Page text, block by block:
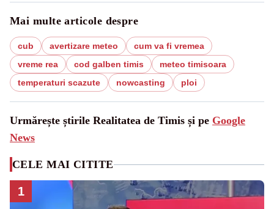
Mai multe articole despre
cub avertizare meteo
cum va fi vremea
vreme rea
cod galben timis
meteo timisoara
temperaturi scazute
nowcasting ploi
Urmărește știrile Realitatea de Timis și pe Google
News
CELE MAI CITITE
1